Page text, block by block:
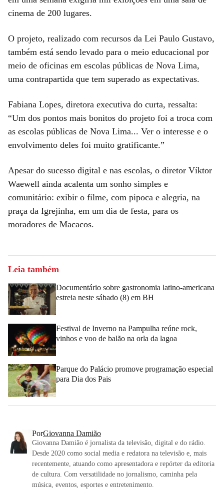
cinema de 200 lugares.
O projeto, realizado com recursos da Lei Paulo Gustavo,
também está sendo levado para o meio educacional por
meio de oficinas em escolas públicas de Nova Lima,
uma contrapartida que tem superado as expectativas.
Fabiana Lopes, diretora executiva do curta, ressalta:
“Um dos pontos mais bonitos do projeto foi a troca com
as escolas públicas de Nova Lima... Ver o interesse e o
envolvimento deles foi muito gratificante.”
Apesar do sucesso digital e nas escolas, o diretor Víktor
Waewell ainda acalenta um sonho simples e
comunitário: exibir o filme, com pipoca e alegria, na
praça da Igrejinha, em um dia de festa, para os
moradores de Macacos.
Leia também
Documentário sobre gastronomia latino-americana
estreia neste sábado (8) em BH
Festival de Inverno na Pampulha reúne rock,
vinhos e voo de balão na orla da lagoa
Parque do Palácio promove programação especial
para Dia dos Pais
PorGiovanna Damião
Giovanna Damião é jornalista da televisão, digital e do rádio.
Desde 2020 como social media e redatora na televisão e, mais
recentemente, atuando como apresentadora e repórter da editoria
de cultura. Com versatilidade no jornalismo, caminha pela
música, eventos, esportes e entretenimento.